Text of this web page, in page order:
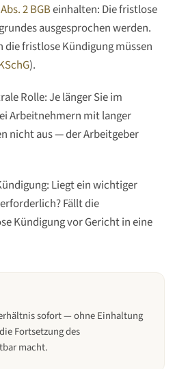
2 BGBeinhalten: Die fristlose
ausgesprochen werden.
fristlose Kündigung müssen
).
Rolle: Je länger Sie im
Arbeitnehmern mit langer
nicht aus — der Arbeitgeber
Liegt ein wichtiger
Fällt die
Kündigung vor Gericht in eine
sofort — ohne Einhaltung
Fortsetzung des
macht.